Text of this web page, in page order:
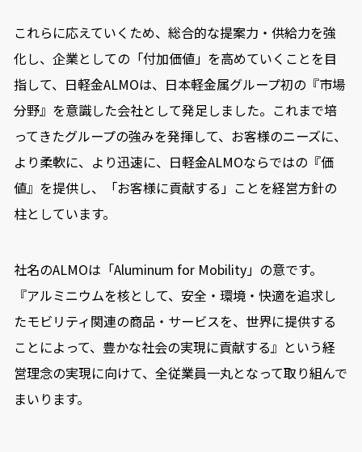
これらに応えていくため、総合的な提案力・供給力を強
化し、企業としての「付加価値」を高めていくことを目
指して、日軽金ALMOは、日本軽金属グループ初の『市場
分野』を意識した会社として発足しました。これまで培
ってきたグループの強みを発揮して、お客様のニーズに、
より柔軟に、より迅速に、日軽金ALMOならではの『価
値』を提供し、「お客様に貢献する」ことを経営方針の
柱としています。
社名のALMOは「Aluminum for Mobility」の意です。
『アルミニウムを核として、安全・環境・快適を追求し
たモビリティ関連の商品・サービスを、世界に提供する
ことによって、豊かな社会の実現に貢献する』という経
営理念の実現に向けて、全従業員一丸となって取り組んで
まいります。